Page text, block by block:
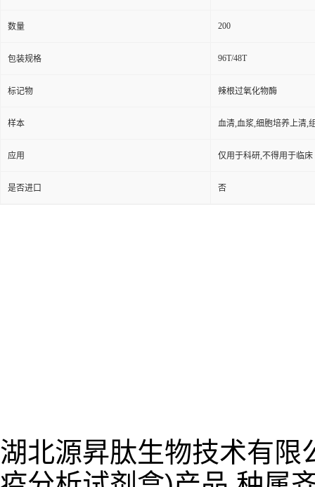
数量 200
包装规格 96T/48T
标记物 辣根过氧化物酶
样本 血清,血浆,细胞培养上清,
应用 仅用于科研,不得用于临床
是否进口 否
湖北源昇肽生物技术有